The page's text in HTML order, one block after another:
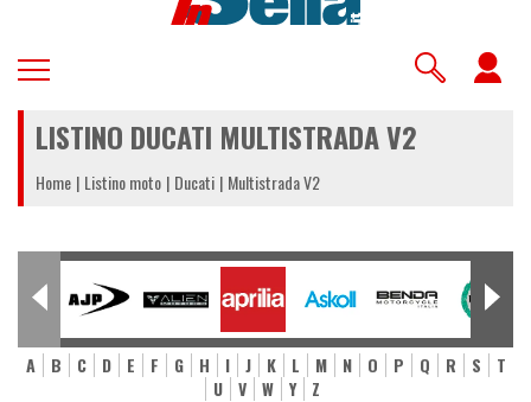
LISTINO DUCATI MULTISTRADA V2
Home Listino moto Ducati Multistrada V2
A B C D E F G H I J K L M N O P Q R S
T
U
V W Y Z